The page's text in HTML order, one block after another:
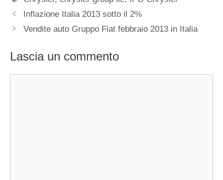
Inflazione Italia 2013 sotto il 2%
Vendite auto Gruppo Fiat febbraio 2013 in Italia
Lascia un commento